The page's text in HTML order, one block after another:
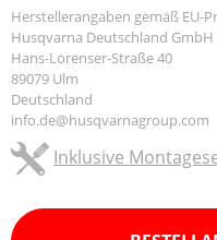
Herstellerangaben gemäß EU-
Husqvarna Deutschland GmbH
Hans-Lorenser-Straße 40
89079 Ulm
Deutschland
info.de@husqvarnagroup.com
Inklusive